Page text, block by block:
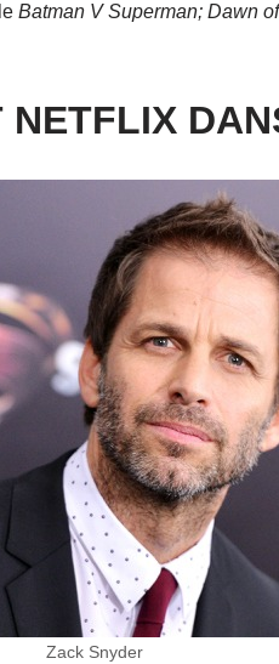
Batman V Superman; Dawn
Zack Snyder